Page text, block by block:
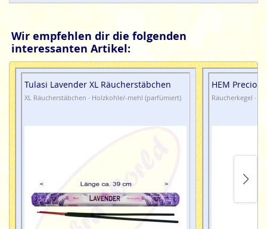
Wir empfehlen dir die folgenden
interessanten Artikel:
Tulasi Lavender XL Räucherstäbchen
XL Räucherstäbchen · Holzkohle/-mehl (parfümiert)
HEM
Räucherkegel ·